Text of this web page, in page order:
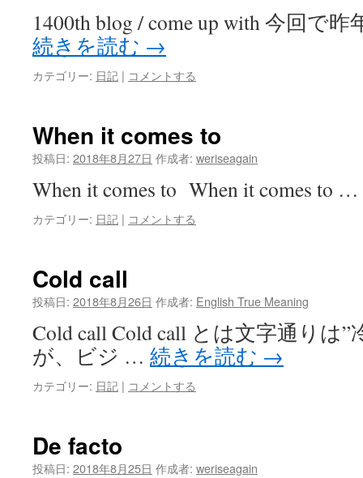
1400th blog / come up with 今回で
続きを読む →
カテゴリー: 日記 | コメントする
When it comes to
投稿日: 2018年8月27日 作成者: weriseagain
When it comes to When it comes to …
カテゴリー: 日記 | コメントする
Cold call
投稿日: 2018年8月26日 作成者: English True Meaning
Cold call Cold call とは文字通りは
が、ビジ … 続きを読む →
カテゴリー: 日記 | コメントする
De facto
投稿日: 2018年8月25日 作成者: weriseagain